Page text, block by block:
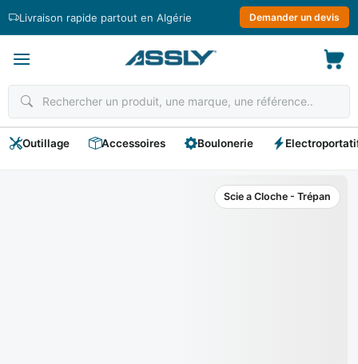
Livraison rapide partout en Algérie Demander un devis
Outillage Accessoires Boulonerie
Scie a Cloche - Trépan